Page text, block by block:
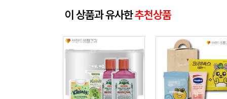
이 상품과 유사한추천상품